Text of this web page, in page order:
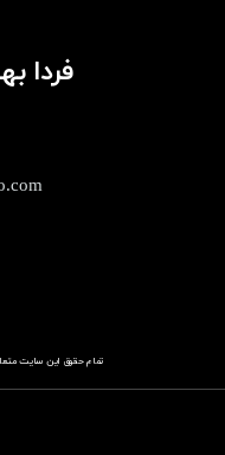
تمام حقوق این سایت
فردا